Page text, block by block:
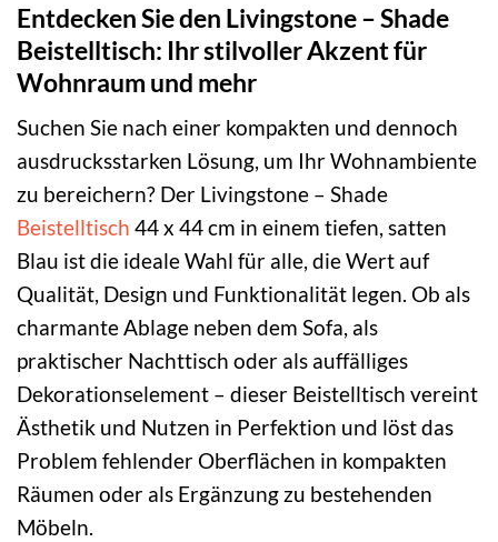
Entdecken Sie den Livingstone – Shade
Beistelltisch: Ihr stilvoller Akzent für
Wohnraum und mehr
Suchen Sie nach einer kompakten und dennoch
ausdrucksstarken Lösung, um Ihr Wohnambiente
zu bereichern? Der Livingstone – Shade
Beistelltisch 44 x 44 cm in einem tiefen, satten
Blau ist die ideale Wahl für alle, die Wert auf
Qualität, Design und Funktionalität legen. Ob als
charmante Ablage neben dem Sofa, als
praktischer Nachttisch oder als auffälliges
Dekorationselement – dieser Beistelltisch vereint
Ästhetik und Nutzen in Perfektion und löst das
Problem fehlender Oberflächen in kompakten
Räumen oder als Ergänzung zu bestehenden
Möbeln.